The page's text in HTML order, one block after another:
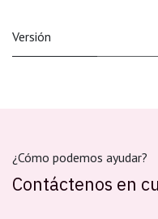
Versión
¿Cómo podemos ayudar?
Contáctenos en